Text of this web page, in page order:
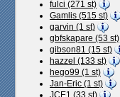
fulci (271 st)
Gamlis (515 st)
garvin (1 st)
gbfskapare (53 st)
gibson81 (15 st)
hazzel (133 st)
hego99 (1 st)
Jan-Eric (1 st)
JCE1 (33 st)